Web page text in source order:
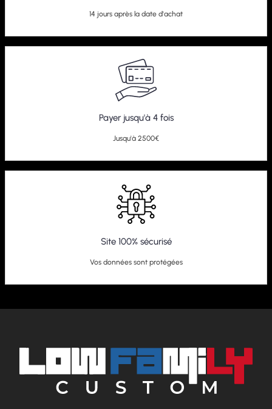
14 jours après la date d'achat
Payer jusqu'à 4 fois
Jusqu'à 2500€
Site 100% sécurisé
Vos données sont protégées